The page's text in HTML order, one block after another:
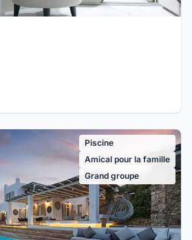
Piscine
Amical pour la famille
Grand groupe